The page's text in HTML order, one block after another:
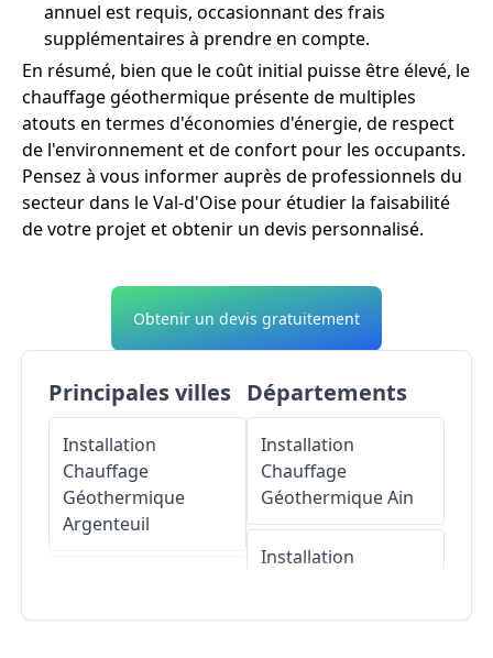
annuel est requis, occasionnant des frais
supplémentaires à prendre en compte.
En résumé, bien que le coût initial puisse être élevé, le
chauffage géothermique présente de multiples
atouts en termes d'économies d'énergie, de respect
de l'environnement et de confort pour les occupants.
Pensez à vous informer auprès de professionnels du
secteur dans le Val-d'Oise pour étudier la faisabilité
de votre projet et obtenir un devis personnalisé.
Obtenir un devis gratuitement
Principales villes
Installation
Chauffage
Géothermique
Argenteuil
Départements
Installation
Chauffage
GéothermiqueAin
Installation